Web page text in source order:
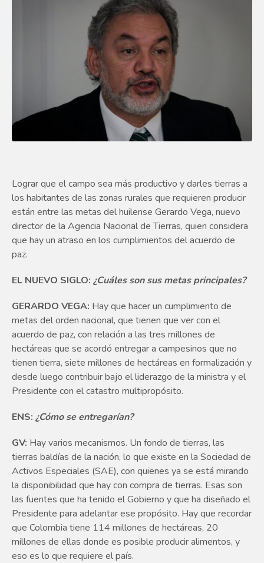
Lograr que el campo sea más productivo y darles tierras a
los habitantes de las zonas rurales que requieren producir
están entre las metas del huilense Gerardo Vega, nuevo
director de la Agencia Nacional de Tierras, quien considera
que hay un atraso en los cumplimientos del acuerdo de
paz.
EL NUEVO SIGLO: ¿Cuáles son sus metas principales?
GERARDO VEGA: Hay que hacer un cumplimiento de
metas del orden nacional, que tienen que ver con el
acuerdo de paz, con relación a las tres millones de
hectáreas que se acordó entregar a campesinos que no
tienen tierra, siete millones de hectáreas en formalización y
desde luego contribuir bajo el liderazgo de la ministra y el
Presidente con el catastro multipropósito.
ENS: ¿Cómo se entregarían?
GV: Hay varios mecanismos. Un fondo de tierras, las
tierras baldías de la nación, lo que existe en la Sociedad de
Activos Especiales (SAE), con quienes ya se está mirando
la disponibilidad que hay con compra de tierras. Esas son
las fuentes que ha tenido el Gobierno y que ha diseñado el
Presidente para adelantar ese propósito. Hay que recordar
que Colombia tiene 114 millones de hectáreas, 20
millones de ellas donde es posible producir alimentos, y
eso es lo que requiere el país.